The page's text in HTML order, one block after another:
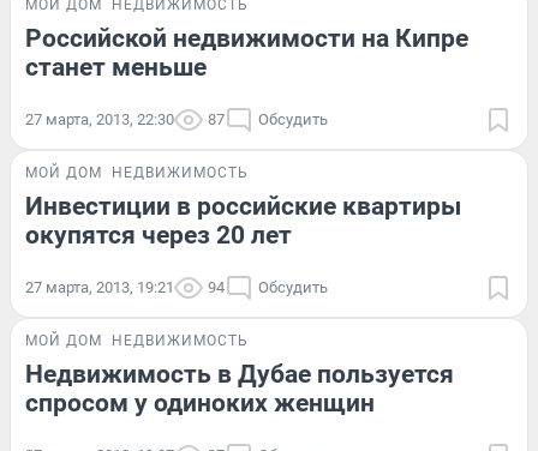
МОЙ ДОМ НЕДВИЖИМОСТЬ
Российской недвижимости на Кипре
станет меньше
27 марта, 2013, 22:30 87 Обсудить
МОЙ ДОМ НЕДВИЖИМОСТЬ
Инвестиции в российские квартиры
окупятся через 20 лет
27 марта, 2013, 19:21 94 Обсудить
МОЙ ДОМ НЕДВИЖИМОСТЬ
Недвижимость в Дубае пользуется
спросом у одиноких женщин